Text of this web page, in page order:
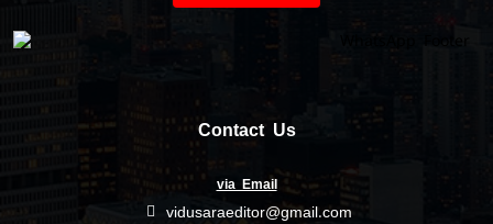
Contact Us
via Email
vidusaraeditor@gmail.com